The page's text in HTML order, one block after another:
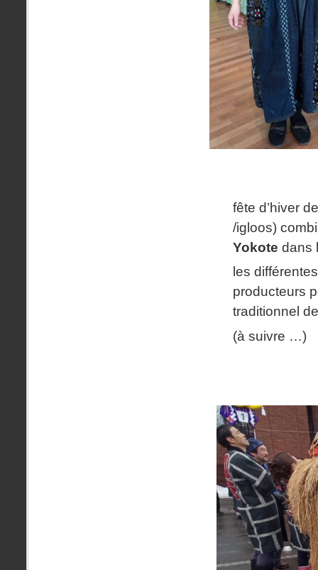
fête d’hiver
/igloos)
Yokote dans
les
producteurs
traditionnel de
(à suivre …)